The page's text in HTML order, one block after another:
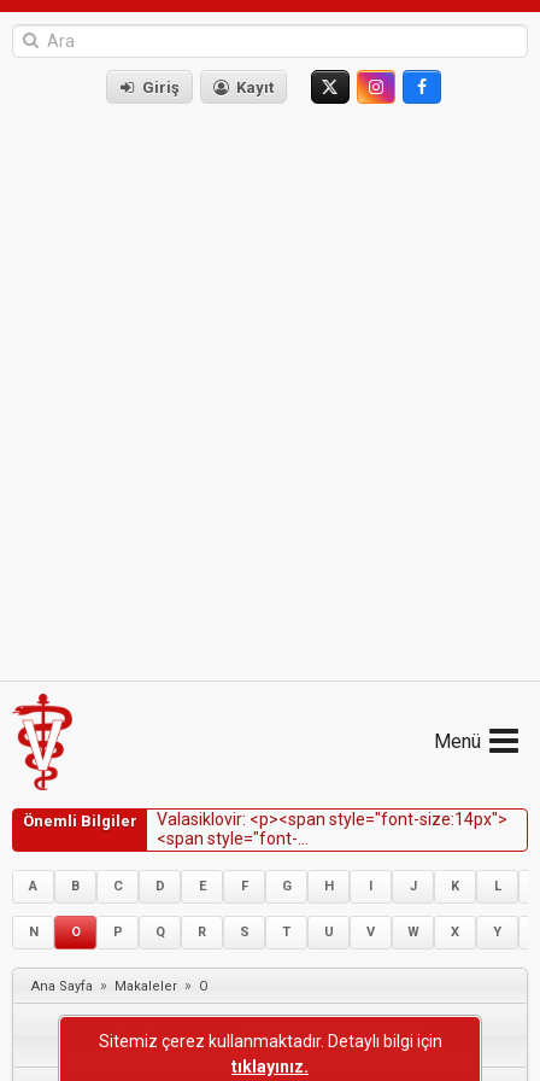
Giriş Kayıt
Menü
Önemli Bilgiler Va asikovir: <p><span stye="font-size:14px">
<span stye="font-
family:Verdana,Geneva,sans-
serif">Valasiklovir,atherpesvirüsü1(EHV-1)
e
ks u te vis e o lir ca
bukullanımıdestekleyen kan
A B C D E F G H I J K L
N O P Q R S T U V W X Y
Ana Sayfa » Makaleler » O
Sitemiz çerez kullanmaktadır. Detaylı bilgi için
tıklayınız.